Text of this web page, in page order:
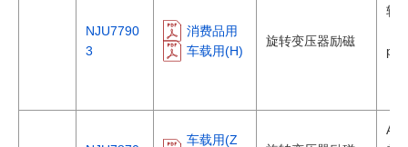
NJU7790
3
消费品用
车载用(H)
旋转变压器励磁
轨
p.)
车载用(Z